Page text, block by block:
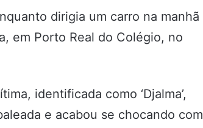
dirigia um carro na manhã
em Porto Real do Colégio, no
identificada como ‘Djalma’,
e acabou se chocando com